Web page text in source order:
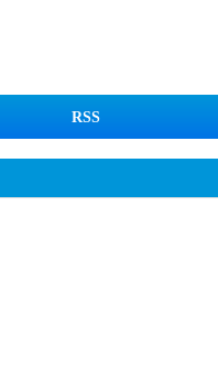
RSS